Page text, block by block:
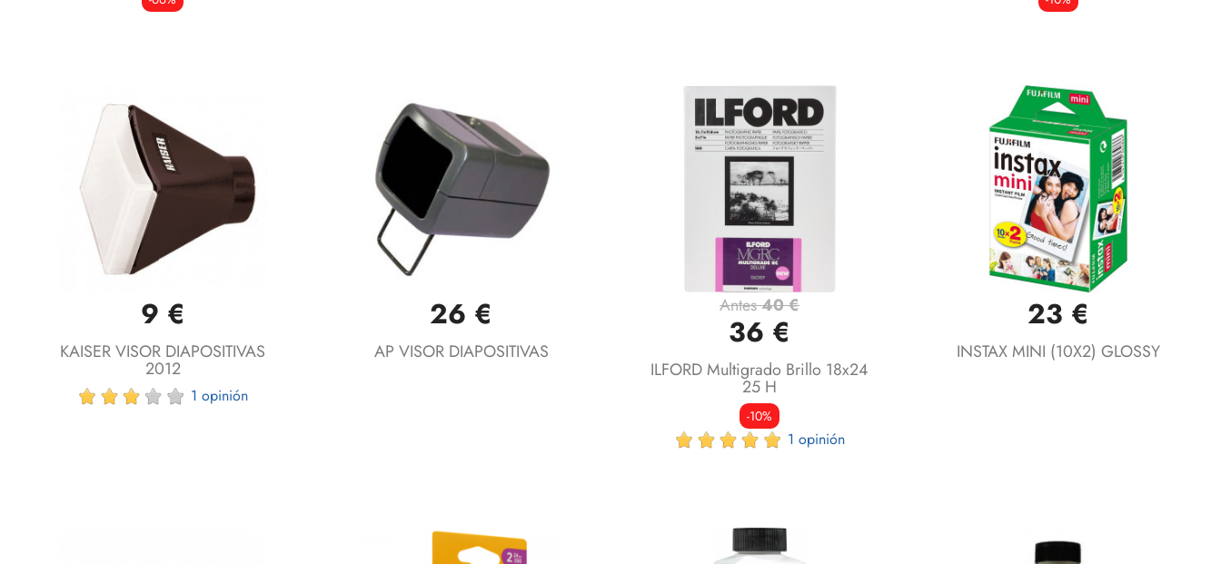
Vista rápida
9 €
KAISER VISOR DIAPOSITIVAS
2012
1 opinión
Vista rápida
26 €
AP VISOR DIAPOSITIVAS
Vista rápida
Antes40 €
36 €
ILFORD Multigrado Brillo 18x24
25 H
-10%
1 opinión
Vista rápida
23 €
INSTAX MINI (10X2) GLOSSY